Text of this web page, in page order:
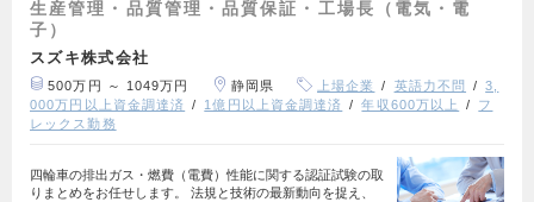
生産管理・品質管理・品質保証・工場長（電気・電
子）
スズキ株式会社
500万円 ～ 1049万円 静岡県 上場企業 英語力不問
3,
000万円以上資金調達済
1億円以上資金調達済 年収600万以上
フ
レックス勤務
四輪車の排出ガス・燃費（電費）性能に関する認証試験の取
りまとめをお任せします。 法規と技術の最新動向を捉え、